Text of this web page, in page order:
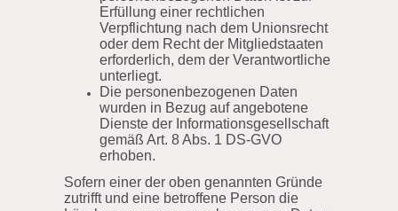
Erfüllung einer rechtlichen
Verpflichtung nach dem Unionsrecht
oder dem Recht der Mitgliedstaaten
erforderlich, dem der Verantwortliche
unterliegt.
Die personenbezogenen Daten
wurden in Bezug auf angebotene
Dienste der Informationsgesellschaft
gemäß Art. 8 Abs. 1 DS-GVO
erhoben.
Sofern einer der oben genannten Gründe
zutrifft und eine betroffene Person die